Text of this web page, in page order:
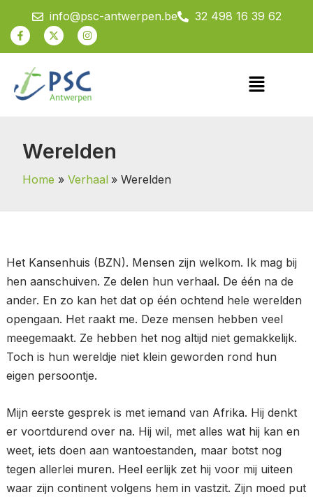
naar
inhoud
info@psc-antwerpen.be 32 498 16 39 62
Facebook-
f
X-
twitter
Instagram
Menu
Werelden
Home Verhaal Werelden
Het Kansenhuis (BZN). Mensen zijn welkom. Ik mag bij
hen aanschuiven. Ze delen hun verhaal. De één na de
ander. En zo kan het dat op één ochtend hele werelden
opengaan. Het raakt me. Deze mensen hebben veel
meegemaakt. Ze hebben het nog altijd niet gemakkelijk.
Toch is hun wereldje niet klein geworden rond hun
eigen persoontje.
Mijn eerste gesprek is met iemand van Afrika. Hij denkt
er voortdurend over na. Hij wil, met alles wat hij kan en
weet, iets doen aan wantoestanden, maar botst nog
tegen allerlei muren. Heel eerlijk zet hij voor mij uiteen
waar zijn continent volgens hem in vastzit. Zijn moed put